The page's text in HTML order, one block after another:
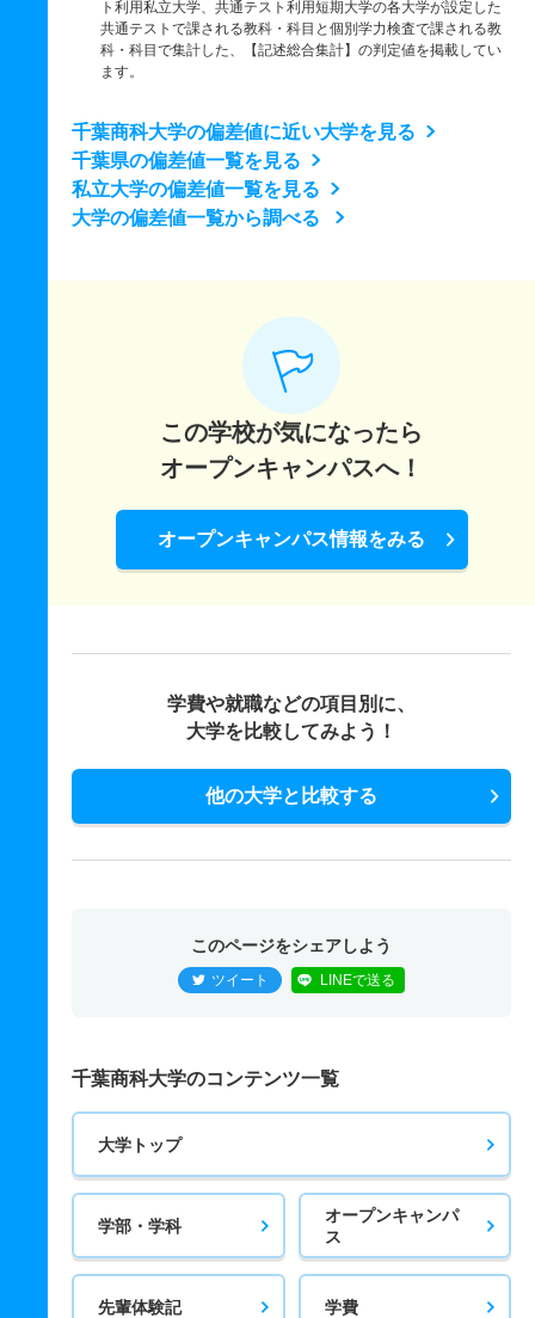
ト利用私立大学、共通テスト利用短期大学の各大学が設定した
共通テストで課される教科・科目と個別学力検査で課される教
科・科目で集計した、【記述総合集計】の判定値を掲載してい
ます。
千葉商科大学の偏差値に近い大学を見る
千葉県の偏差値一覧を見る
私立大学の偏差値一覧を見る
大学の偏差値一覧から調べる
この学校が気になったら
オープンキャンパスへ！
オープンキャンパス情報をみる
学費や就職などの項目別に、
大学を比較してみよう！
他の大学と比較する
このページをシェアしよう
ツイート LINEで送る
千葉商科大学のコンテンツ一覧
大学トップ
学部・学科
オープンキャンパ
ス
先輩体験記 学費